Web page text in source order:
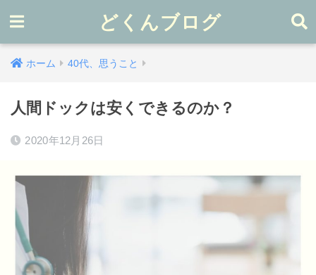
どくんブログ
ホーム 40代、思うこと
人間ドックは安くできるのか？
2020年12月26日